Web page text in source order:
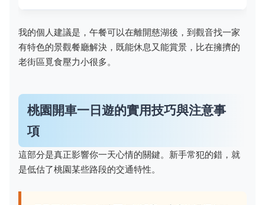
我的個人建議是，午餐可以在離開慈湖後，到觀音找一家
有特色的景觀餐廳解決，既能休息又能賞景，比在擁擠的
老街區覓食壓力小很多。
桃園開車一日遊的實用技巧與注意事
項
這部分是真正影響你一天心情的關鍵。新手常犯的錯，就
是低估了桃園某些路段的交通特性。